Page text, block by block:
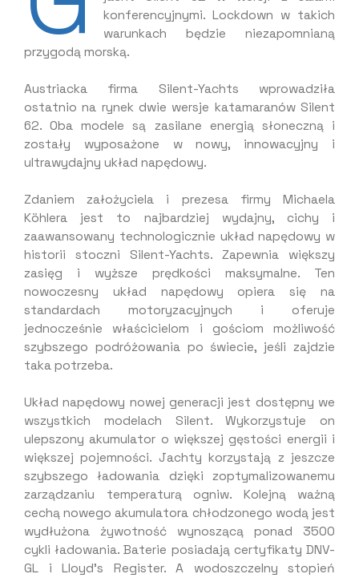
Austriacka firma Silent-Yachts wprowadziła
ostatnio na rynek dwie wersje katamaranów Silent
62. Oba modele są zasilane energią słoneczną i
zostały wyposażone w nowy, innowacyjny i
ultrawydajny układ napędowy.
Zdaniem założyciela i prezesa firmy Michaela
Köhlera jest to najbardziej wydajny, cichy i
zaawansowany technologicznie układ napędowy w
historii stoczni Silent-Yachts. Zapewnia większy
zasięg i wyższe prędkości maksymalne. Ten
nowoczesny układ napędowy opiera się na
standardach motoryzacyjnych i oferuje
jednocześnie właścicielom i gościom możliwość
szybszego podróżowania po świecie, jeśli zajdzie
taka potrzeba.
Układ napędowy nowej generacji jest dostępny we
wszystkich modelach Silent. Wykorzystuje on
ulepszony akumulator o większej gęstości energii i
większej pojemności. Jachty korzystają z jeszcze
szybszego ładowania dzięki zoptymalizowanemu
zarządzaniu temperaturą ogniw. Kolejną ważną
cechą nowego akumulatora chłodzonego wodą jest
wydłużona żywotność wynoszącą ponad 3500
cykli ładowania. Baterie posiadają certyfikaty DNV-
GL i Lloyd’s Register. A wodoszczelny stopień
ochrony IP65 wraz z niezależnym systemem
monitorowania i gaszenia zapewniają najwyższy
poziom bezpieczeństwa na pokładzie.
fot. arch. Silent-Yachts
Cały materiał przeczytasz w “Jachtingu